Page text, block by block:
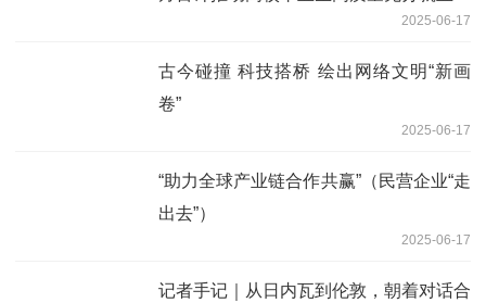
2025-06-17
古今碰撞 科技搭桥 绘出网络文明“新画
卷”
2025-06-17
“助力全球产业链合作共赢”（民营企业“走
出去”）
2025-06-17
记者手记｜从日内瓦到伦敦，朝着对话合